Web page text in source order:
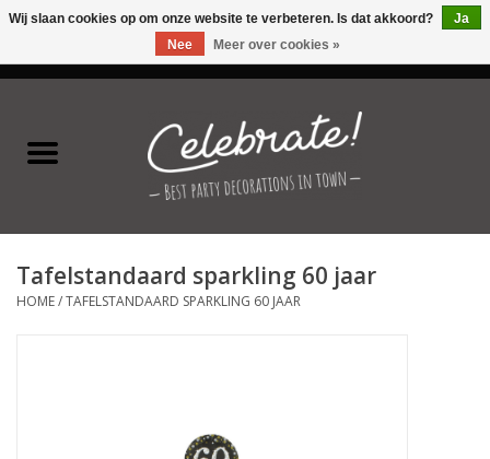
Latex ballonnen
Folie ballonnen
Verjaardag thema's
Tafelstandaard sparkling 60 jaar
HOME/TAFELSTANDAARD SPARKLING 60 JAAR
Wij slaan cookies op om onze website te verbeteren. Is dat akkoord?
Ja
Nee
Meer over cookies »